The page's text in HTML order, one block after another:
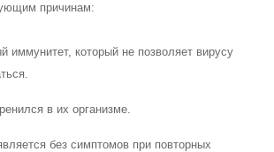
причинам:
иммунитет, который не позволяет вирусу
в их организме.
без симптомов при повторных